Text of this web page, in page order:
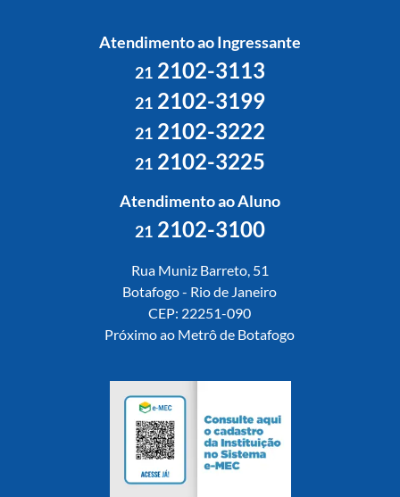
Atendimento ao Ingressante
212102-3113
212102-3199
212102-3222
212102-3225
Atendimento ao Aluno
212102-3100
Rua Muniz Barreto, 51
Botafogo - Rio de Janeiro
CEP: 22251-090
Próximo ao Metrô de Botafogo